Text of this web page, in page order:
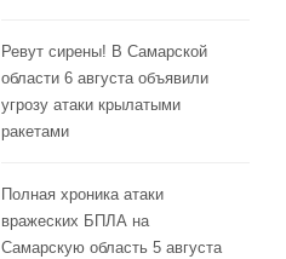
Ревут сирены! В Самарской
области 6 августа объявили
угрозу атаки крылатыми
ракетами
Полная хроника атаки
вражеских БПЛА на
Самарскую область 5 августа